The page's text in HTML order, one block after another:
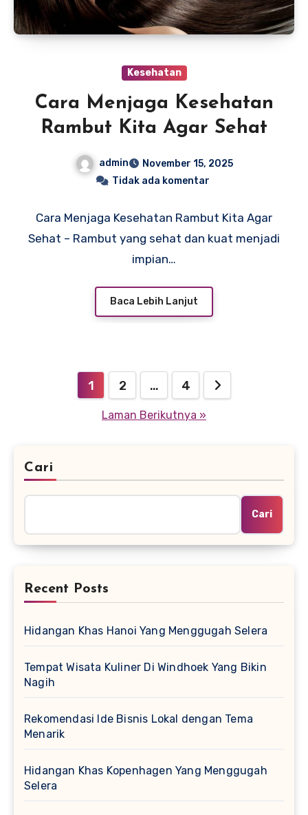
Kesehatan
Cara Menjaga Kesehatan
Rambut Kita Agar Sehat
admin
November 15, 2025
Tidak ada komentar
Cara Menjaga Kesehatan Rambut Kita Agar
Sehat – Rambut yang sehat dan kuat menjadi
impian…
Baca Lebih Lanjut
Paginasi
1 2 … 4
Laman Berikutnya »
Cari
Cari
Recent Posts
Hidangan Khas Hanoi Yang Menggugah Selera
Tempat Wisata Kuliner Di Windhoek Yang Bikin
Nagih
Rekomendasi Ide Bisnis Lokal dengan Tema
Menarik
Hidangan Khas Kopenhagen Yang Menggugah
Selera